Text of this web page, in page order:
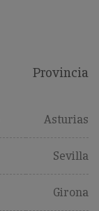
Provincia
Asturias
Sevilla
Girona